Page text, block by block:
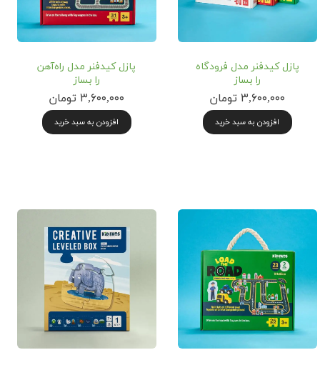
پازل کیدفنر مدل فرودگاه
را بساز
۳,۶۰۰,۰۰۰ تومان
افزودن به سبد خرید
پازل کیدفنر مدل راه‌آهن
را بساز
۳,۶۰۰,۰۰۰ تومان
افزودن به سبد خرید